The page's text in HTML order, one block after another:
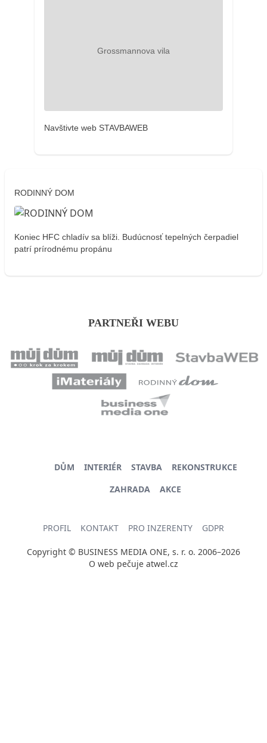
Navštivte web STAVBAWEB
RODINNÝ DOM
Koniec HFC chladív sa blíži. Budúcnosť tepelných čerpadiel
patrí prírodnému propánu
PARTNEŘI WEBU
DŮM INTERIÉR STAVBA
REKONSTRUKCE
ZAHRADA
AKCE
PROFIL KONTAKT PRO INZERENTY GDPR
Copyright © BUSINESS MEDIA ONE, s. r. o. 2006–2026